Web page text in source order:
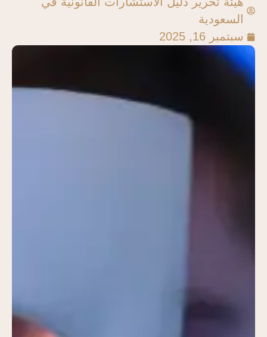
السعودية
سبتمبر 16, 2025